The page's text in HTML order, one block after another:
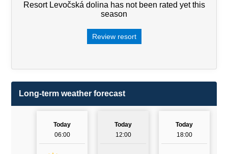
Resort Levočská dolina has not been rated yet this
season
Review resort
Long-term weather forecast
Today
06:00
Today
12:00
Today
18:00